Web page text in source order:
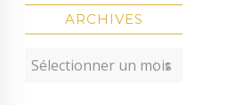
ARCHIVES